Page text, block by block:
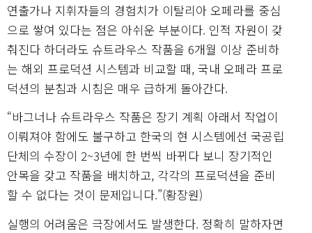
연출가나 지휘자들의 경험치가 이탈리아 오페라를 중심
으로 쌓여 있다는 점은 아쉬운 부분이다. 인적 자원이 갖
춰진다 하더라도 슈트라우스 작품을 6개월 이상 준비하
는 해외 프로덕션 시스템과 비교할 때, 국내 오페라 프로
덕션의 분침과 시침은 매우 급하게 돌아간다.
“바그너나 슈트라우스 작품은 장기 계획 아래서 작업이
이뤄져야 함에도 불구하고 한국의 현 시스템에선 국공립
단체의 수장이 2~3년에 한 번씩 바뀌다 보니 장기적인
안목을 갖고 작품을 배치하고, 각각의 프로덕션을 준비
할 수 없다는 것이 문제입니다.”(황장원)
실행의 어려움은 극장에서도 발생한다. 정확히 말하자면